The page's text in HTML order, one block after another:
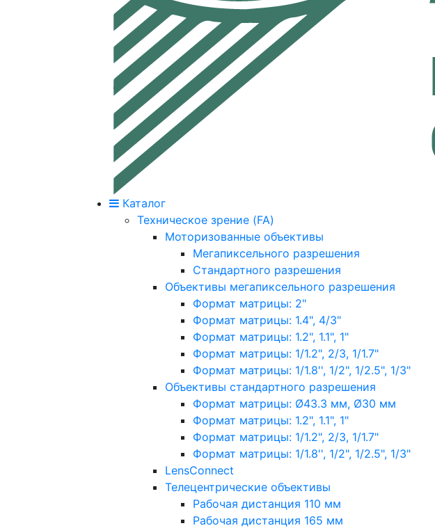
Каталог
Техническое зрение (FA)
Моторизованные объективы
Мегапиксельного разрешения
Стандартного разрешения
Объективы мегапиксельного разрешения
Формат матрицы: 2"
Формат матрицы: 1.4", 4/3"
Формат матрицы: 1.2", 1.1", 1"
Формат матрицы: 1/1.2", 2/3, 1/1.7"
Формат матрицы: 1/1.8'', 1/2", 1/2.5", 1/3"
Объективы стандартного разрешения
Формат матрицы: Ø43.3 мм, Ø30 мм
Формат матрицы: 1.2", 1.1", 1"
Формат матрицы: 1/1.2", 2/3, 1/1.7"
Формат матрицы: 1/1.8'', 1/2", 1/2.5", 1/3"
LensConnect
Телецентрические объективы
Рабочая дистанция 110 мм
Рабочая дистанция 165 мм